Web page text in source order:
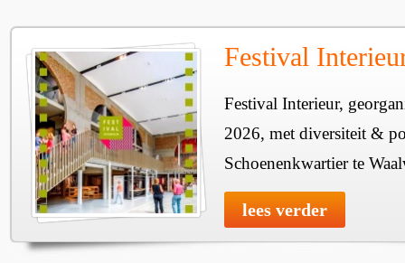
Festival
Festival Interieur,
2026, met diversiteit &
Schoenenkwartier te
lees verder